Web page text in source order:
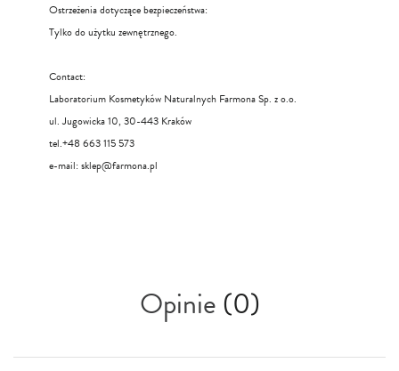
Ostrzeżenia dotyczące bezpieczeństwa:
Tylko do użytku zewnętrznego.
Contact:
Laboratorium Kosmetyków Naturalnych Farmona Sp. z o.o.
ul. Jugowicka 10, 30-443 Kraków
tel.+48 663 115 573
e-mail: sklep@farmona.pl
Opinie(0)